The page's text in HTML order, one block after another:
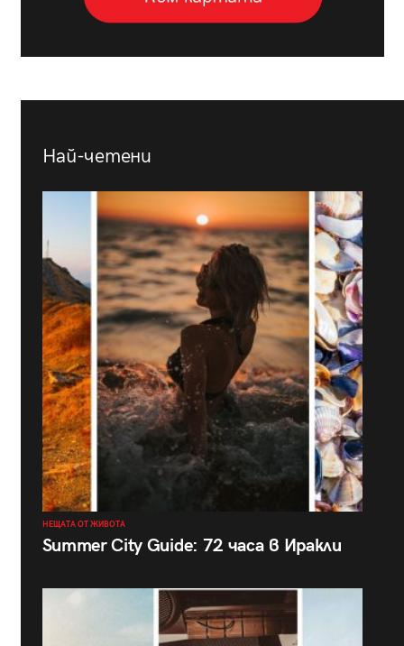
Най-четени
НЕЩАТА ОТ ЖИВОТА
Summer City Guide: 72 часа в Иракли